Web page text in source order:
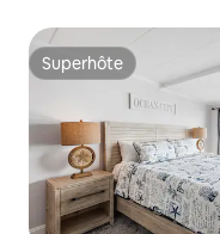
Superhôte
Superhôte